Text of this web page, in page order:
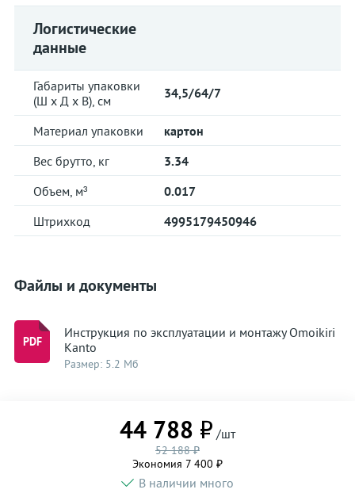
Логистические
данные
Габариты упаковки
(Ш х Д х В), см
34,5/64/7
Материал упаковки
картон
Вес брутто, кг
3.34
Объем, м³
0.017
Штрихкод
4995179450946
Файлы и документы
Инструкция по эксплуатации и монтажу Omoikiri
Kanto
Размер: 5.2 Мб
44 788 ₽ /шт
52 188 ₽
Экономия 7 400 ₽
В наличии много